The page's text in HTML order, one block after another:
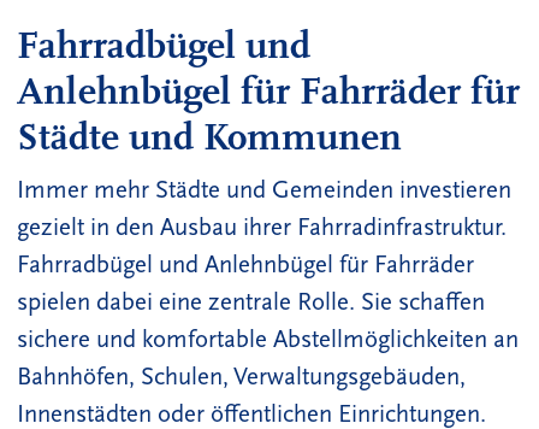
Fahrradbügel und
Anlehnbügel für Fahrräder für
Städte und Kommunen
Immer mehr Städte und Gemeinden investieren
gezielt in den Ausbau ihrer Fahrradinfrastruktur.
Fahrradbügel und Anlehnbügel für Fahrräder
spielen dabei eine zentrale Rolle. Sie schaffen
sichere und komfortable Abstellmöglichkeiten an
Bahnhöfen, Schulen, Verwaltungsgebäuden,
Innenstädten oder öffentlichen Einrichtungen.